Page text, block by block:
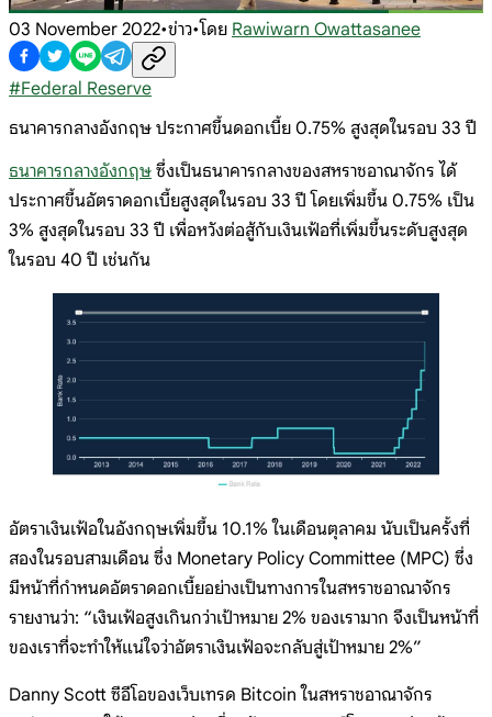
03 November 2022•ข่าว•โดย Rawiwarn Owattasanee
#Federal Reserve
ธนาคารกลางอังกฤษ ประกาศขึ้นดอกเบี้ย 0.75% สูงสุดในรอบ 33 ปี
ธนาคารกลางอังกฤษ ซึ่งเป็นธนาคารกลางของสหราชอาณาจักร ได้
ประกาศขึ้นอัตราดอกเบี้ยสูงสุดในรอบ 33 ปี โดยเพิ่มขึ้น 0.75% เป็น
3% สูงสุดในรอบ 33 ปี เพื่อหวังต่อสู้กับเงินเฟ้อที่เพิ่มขึ้นระดับสูงสุด
ในรอบ 40 ปี เช่นกัน
อัตราเงินเฟ้อในอังกฤษเพิ่มขึ้น 10.1% ในเดือนตุลาคม นับเป็นครั้งที่
สองในรอบสามเดือน ซึ่ง Monetary Policy Committee (MPC) ซึ่ง
มีหน้าที่กำหนดอัตราดอกเบี้ยอย่างเป็นทางการในสหราชอาณาจักร
รายงานว่า: “เงินเฟ้อสูงเกินกว่าเป้าหมาย 2% ของเรามาก จึงเป็นหน้าที่
ของเราที่จะทำให้แน่ใจว่าอัตราเงินเฟ้อจะกลับสู่เป้าหมาย 2%”
Danny Scott ซีอีโอของเว็บเทรด Bitcoin ในสหราชอาณาจักร